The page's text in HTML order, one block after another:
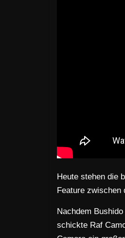
Heute stehen die
Feature zwischen
Nachdem
schickte Raf